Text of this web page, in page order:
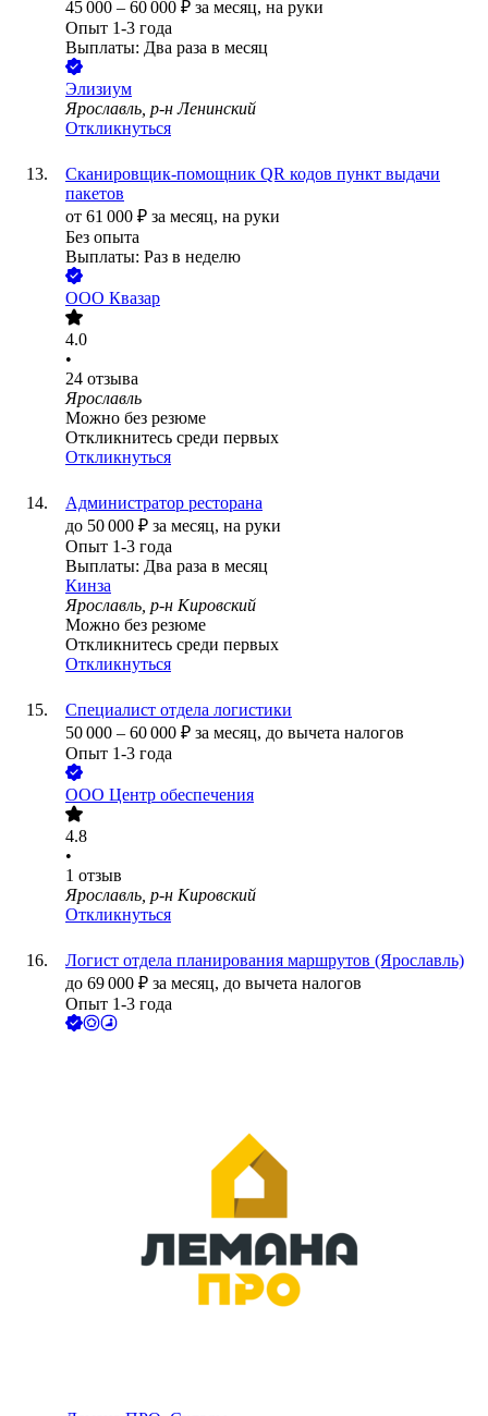
45 000 – 60 000 ₽ за месяц, на руки
Опыт 1-3 года
Выплаты: Два раза в месяц
Элизиум
Ярославль, р-н Ленинский
Откликнуться
Сканировщик-помощник QR кодов пункт выдачи
пакетов
от 61 000 ₽ за месяц, на руки
Без опыта
Выплаты: Раз в неделю
ООО Квазар
4.0
•
24 отзыва
Ярославль
Можно без резюме
Откликнитесь среди первых
Откликнуться
Администратор ресторана
до 50 000 ₽ за месяц, на руки
Опыт 1-3 года
Выплаты: Два раза в месяц
Кинза
Ярославль, р-н Кировский
Можно без резюме
Откликнитесь среди первых
Откликнуться
Специалист отдела логистики
50 000 – 60 000 ₽ за месяц, до вычета налогов
Опыт 1-3 года
ООО Центр обеспечения
4.8
•
1 отзыв
Ярославль, р-н Кировский
Откликнуться
Логист отдела планирования маршрутов (Ярославль)
до 69 000 ₽ за месяц, до вычета налогов
Опыт 1-3 года